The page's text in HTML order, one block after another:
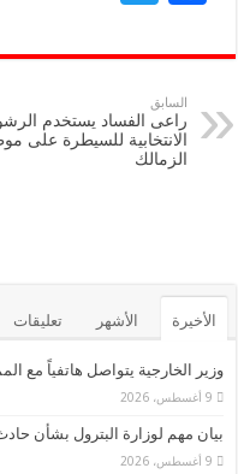
e
b
o
o
tt
er
السابق
راعى الفساد يستخدم
الانتخابية للسيطرة على
الزمالك
الأخيرة الأشهر تعليقات
وزير الخارجية يتواصل هاتفياً مع
9 أغسطس، 2026
بيان مهم لوزارة البترول بشأن
9 أغسطس، 2026